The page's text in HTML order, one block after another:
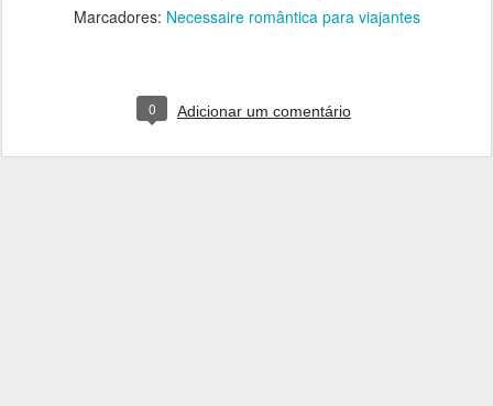
Marcadores: Necessaire romântica para viajantes
0 Adicionar um comentário